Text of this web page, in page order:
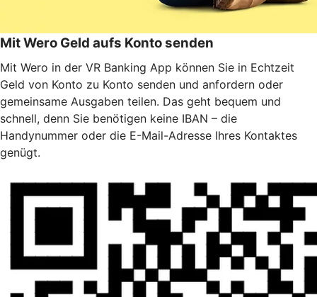
Mit Wero Geld aufs Konto senden
Mit Wero in der VR Banking App können Sie in Echtzeit
Geld von Konto zu Konto senden und anfordern oder
gemeinsame Ausgaben teilen. Das geht bequem und
schnell, denn Sie benötigen keine IBAN – die
Handynummer oder die E-Mail-Adresse Ihres Kontaktes
genügt.